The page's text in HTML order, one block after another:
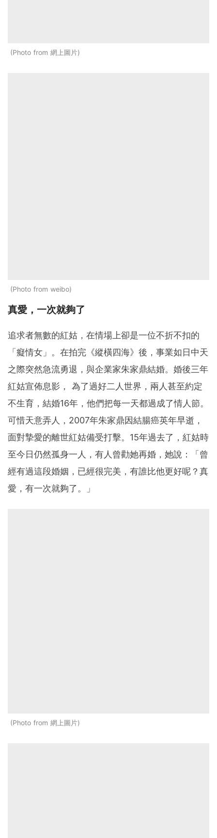
Photo from 網上圖片
Photo from weibo
真愛，一次就夠了
追求者無數的紅姑，在情場上卻是一位不折不扣的
「癡情女」。在拍完《縱橫四海》後，事業如日中天
之際突然急流勇退，與企業家朱家鼎結婚。婚後三年
紅姑宣佈息影， 為了過好二人世界，兩人甚至約定
不生育，結婚16年，他們把每一天都過成了情人節。
可惜天意弄人，2007年朱家鼎因結腸癌英年早逝，
面對摯愛的離世紅姑備受打擊。15年過去了，紅姑時
至今日仍然孤身一人，有人曾勸她再婚，她說：「曾
經有過這段婚姻，已經很完美，有誰比他更好呢？真
愛，有一次就夠了。」
Photo from 網上圖片